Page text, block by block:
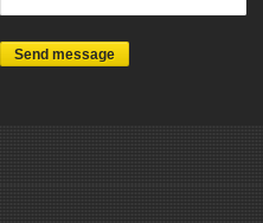
Send message